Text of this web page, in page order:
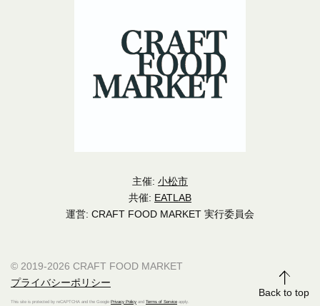
主催: 小松市
共催: EATLAB
運営: CRAFT FOOD MARKET 実行委員会
© 2019-2026 CRAFT FOOD MARKET
プライバシーポリシー
This site is protected by reCAPTCHA and the Google Privacy Policy and Terms of Service apply.
Back to top